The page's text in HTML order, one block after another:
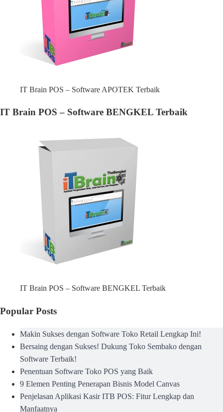
IT Brain POS – Software APOTEK Terbaik
IT Brain POS – Software BENGKEL Terbaik
IT Brain POS – Software BENGKEL Terbaik
Popular Posts
Makin Sukses dengan Software Toko Retail Lengkap Ini!
Bersaing dengan Sukses! Dukung Toko Sembako dengan
Software Terbaik!
Penentuan Software Toko POS yang Baik
9 Elemen Penting Penerapan Bisnis Model Canvas
Penjelasan Aplikasi Kasir ITB POS: Fitur Lengkap dan
Manfaatnya